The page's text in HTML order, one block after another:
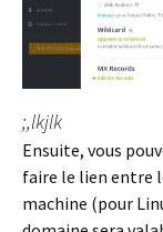
;,lkjlk
Ensuite, vous
faire le lien entre
machine (pour